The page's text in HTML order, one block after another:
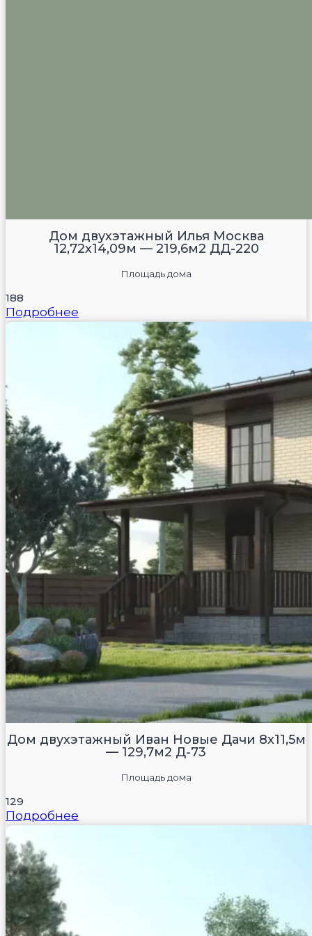
Дом двухэтажный Илья Москва
12,72х14,09м — 219,6м2 ДД-220
Площадь дома
188
Подробнее
Дом двухэтажный Иван Новые Дачи 8х11,5м
— 129,7м2 Д-73
Площадь дома
129
Подробнее